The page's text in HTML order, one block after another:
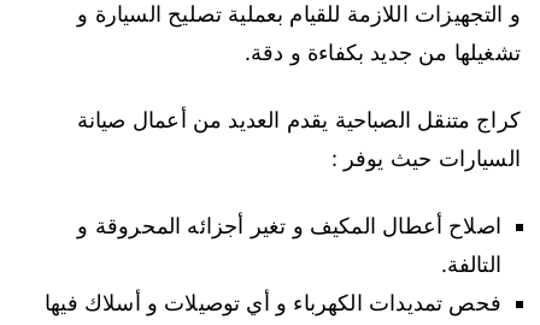
و التجهيزات اللازمة للقيام بعملية تصليح السيارة و
تشغيلها من جديد بكفاءة و دقة.
كراج متنقل الصباحية يقدم العديد من أعمال صيانة
السيارات حيث يوفر :
اصلاح أعطال المكيف و تغير أجزائه المحروقة و
التالفة.
فحص تمديدات الكهرباء و أي توصيلات و أسلاك فيها